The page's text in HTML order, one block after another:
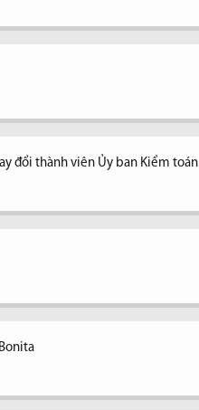
đổi thành viên Ủy ban Kiểm toán